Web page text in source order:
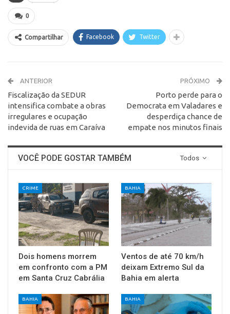
0
Compartilhar Facebook Twitter
ANTERIOR
Fiscalização da SEDUR
intensifica combate a obras
irregulares e ocupação
indevida de ruas em Caraíva
PRÓXIMO
Porto perde para o
Democrata em Valadares e
desperdiça chance de
empate nos minutos finais
Todos
VOCÊ PODE GOSTAR TAMBÉM
CRIME
Dois homens morrem
em confronto com a PM
em Santa Cruz Cabrália
BAHIA
Ventos de até 70 km/h
deixam Extremo Sul da
Bahia em alerta
BAHIA BAHIA